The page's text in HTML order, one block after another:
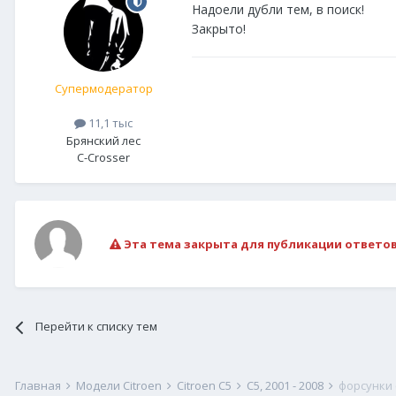
Супермодератор
11,1 тыс
Брянский лес
C-Crosser
Надоели дубли тем, в поиск!
Закрыто!
Эта тема закрыта для публикации
Перейти к списку тем
Главная Модели Citroen Citroen C5 С5, 2001 - 2008 форсунки